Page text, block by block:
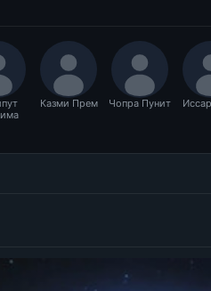
Казми Прем Чопра Пунит